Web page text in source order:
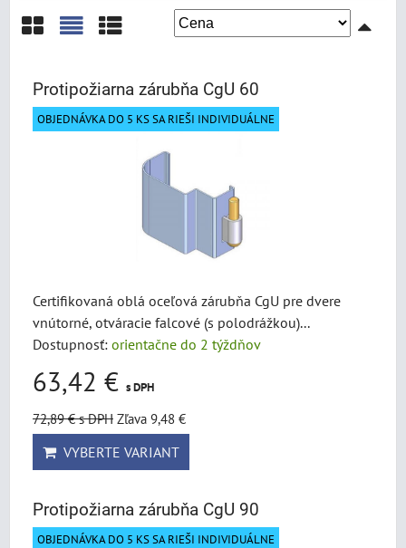
Protipožiarna zárubňa CgU 60
OBJEDNÁVKA DO 5 KS SA RIEŠI INDIVIDUÁLNE
Certifikovaná oblá oceľová zárubňa CgU pre dvere
vnútorné, otváracie falcové (s polodrážkou)...
Dostupnosť: orientačne do 2 týždňov
63,42 € s DPH
72,89 €s DPH Zľava 9,48 €
VYBERTE VARIANT
Protipožiarna zárubňa CgU 90
OBJEDNÁVKA DO 5 KS SA RIEŠI INDIVIDUÁLNE